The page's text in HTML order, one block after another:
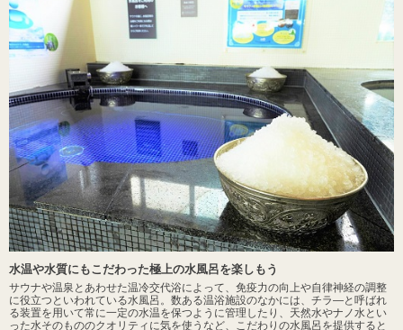
水温や水質にもこだわった極上の水風呂を楽しもう
サウナや温泉とあわせた温冷交代浴によって、免疫力の向上や自律神経の調整
に役立つといわれている水風呂。数ある温浴施設のなかには、チラ―と呼ばれ
る装置を用いて常に一定の水温を保つように管理したり、天然水やナノ水とい
った水そのもののクオリティに気を使うなど、こだわりの水風呂を提供すると